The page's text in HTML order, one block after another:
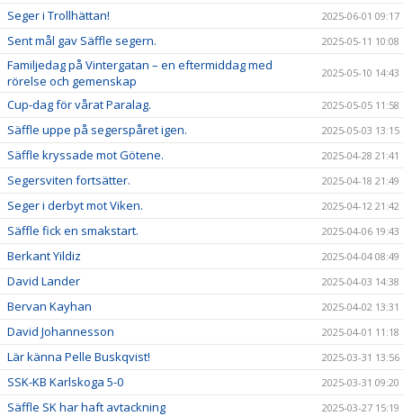
Seger i Trollhättan! 2025-06-01 09:17
Sent mål gav Säffle segern. 2025-05-11 10:08
Familjedag på Vintergatan – en eftermiddag med
rörelse och gemenskap
2025-05-10 14:43
Cup-dag för vårat Paralag. 2025-05-05 11:58
Säffle uppe på segerspåret igen. 2025-05-03 13:15
Säffle kryssade mot Götene. 2025-04-28 21:41
Segersviten fortsätter. 2025-04-18 21:49
Seger i derbyt mot Viken. 2025-04-12 21:42
Säffle fick en smakstart. 2025-04-06 19:43
Berkant Yildiz 2025-04-04 08:49
David Lander 2025-04-03 14:38
Bervan Kayhan 2025-04-02 13:31
David Johannesson 2025-04-01 11:18
Lär känna Pelle Buskqvist! 2025-03-31 13:56
SSK-KB Karlskoga 5-0 2025-03-31 09:20
Säffle SK har haft avtackning 2025-03-27 15:19